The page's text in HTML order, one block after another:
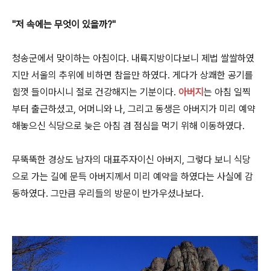
"저 속에는 무엇이 있을까?"
청송군에서 맞이하는 아침이다. 내륙지방이다보니 제법 쌀쌀하였
지만 서울의 추위에 비하면 참을만 하였다. 게다가 상쾌한 공기를
힘껏 들이마시니 절로 건강해지는 기분이다. 아버지 는 아침 일찍
부터 출근하셨고, 어머니와 나, 그리고 동생은 아버지가 미리 예약
해놓으신 식당으로 늦은 아침 겸 점심을 먹기 위해 이동하였다.
무뚝뚝한 경상도 남자의 대표주자이신 아버지, 그렇다 보니 식당
으로 가는 길에 문득 아버지께서 미리 예약을 하였다는 사실에 감
동하였다. 그만큼 우리들의 방문이 반가우셨나보다.